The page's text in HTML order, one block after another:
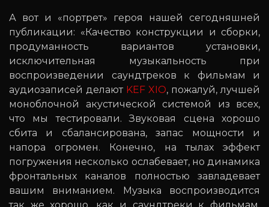
А вот и «портрет» героя нашей сегодняшней
публикации: «Качество конструкции и сборки,
продуманность вариантов установки,
исключительная музыкальность при
воспроизведении саундтреков к фильмам и
аудиозаписей делают KEF XIO, пожалуй, лучшей
моноблочной акустической системой из всех,
что мы тестировали. Звуковая сцена хорошо
сбита и сбалансирована, запас мощности и
напора огромен. Конечно, на тылах эффект
погружения несколько ослабевает, но динамика
фронтальных каналов полностью завладевает
вашим вниманием. Музыка воспроизводится
так же хорошо, как и саундтреки к фильмам,